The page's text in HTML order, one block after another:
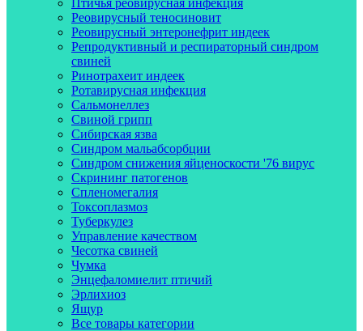
Птичья реовирусная инфекция
Реовирусный теносиновит
Реовирусный энтеронефрит индеек
Репродуктивный и респираторный синдром
свиней
Ринотрахеит индеек
Ротавирусная инфекция
Сальмонеллез
Свиной грипп
Сибирская язва
Синдром мальабсорбции
Синдром снижения яйценоскости '76 вирус
Скрининг патогенов
Спленомегалия
Токсоплазмоз
Туберкулез
Управление качеством
Чесотка свиней
Чумка
Энцефаломиелит птичий
Эрлихиоз
Ящур
Все товары категории